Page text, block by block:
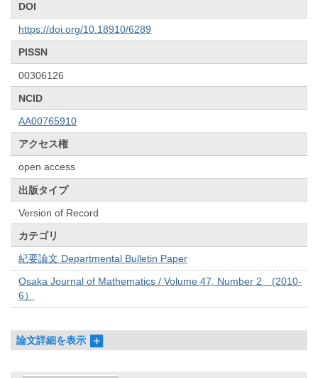
DOI
https://doi.org/10.18910/6289
PISSN
00306126
NCID
AA00765910
アクセス権
open access
出版タイプ
Version of Record
カテゴリ
紀要論文 Departmental Bulletin Paper
Osaka Journal of Mathematics / Volume 47, Number 2 (2010-
6）
論文詳細を表示